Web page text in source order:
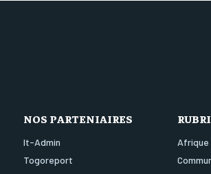
NOS PARTENIAIRES
It-Admin
Togoreport
Afrique